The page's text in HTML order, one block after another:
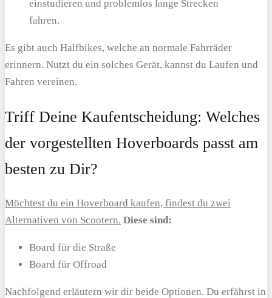
Es gibt auch Halfbikes, welche an normale Fahrräder
erinnern. Nutzt du ein solches Gerät, kannst du Laufen und
Fahren vereinen.
Triff Deine Kaufentscheidung: Welches
der vorgestellten Hoverboards passt am
besten zu Dir?
Möchtest du ein Hoverboard kaufen, findest du zwei
Alternativen von Scootern. Diese sind:
Board für die Straße
Board für Offroad
Nachfolgend erläutern wir dir beide Optionen. Du erfährst in